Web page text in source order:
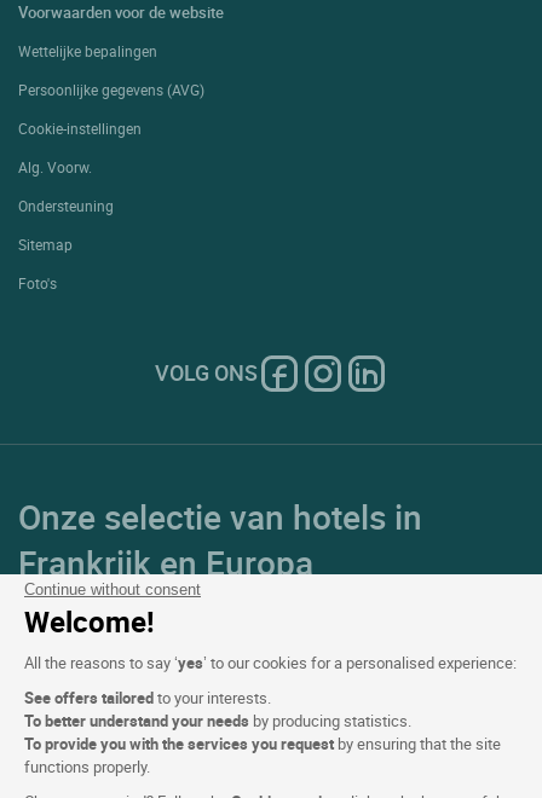
Continue without consent
Welcome!
All the reasons to say ‘yes’ to our cookies for a personalised experience:
See offers tailoredto your interests.
To better understand your needs by producing statistics.
To provide you with the services you request by ensuring that the site
functions properly.
Voorwaarden voor de website
Wettelijke bepalingen
Persoonlijke gegevens (AVG)
Cookie-instellingen
Alg. Voorw.
Ondersteuning
Sitemap
Foto's
VOLG ONS
Onze selectie van hotels in
Frankrijk en Europa
Top Landen
Topregio's
Top Steden
Top Hotels